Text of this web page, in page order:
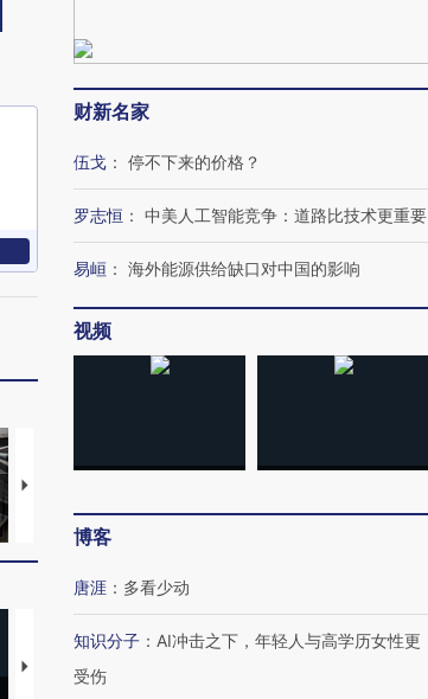
视线｜HYROX的吸金
心“花钱找虐”？
【推广】走进第四届链博
会，让数智科技“链”接产
财新名家
伍戈 ： 停不下来的价格？
罗志恒 ： 中美人工智能竞争：道路比技术更重要
易峘 ： 海外能源供给缺口对中国的影响
视频
博客
唐涯 ： 多看少动
知识分子 ： AI冲击之下，年轻人与高学历女性更
受伤